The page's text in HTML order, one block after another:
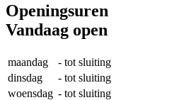
Openingsuren
Vandaag open
maandag - tot sluiting
dinsdag
- tot sluiting
woensdag - tot sluiting